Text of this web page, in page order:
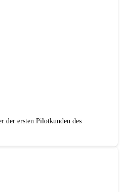
der ersten Pilotkunden des